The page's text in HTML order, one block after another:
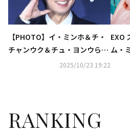
【PHOTO】イ・ミンホ＆チ・
チャンウク＆チュ・ヨンウら
「2025大韓民国大衆文化芸術
2025/10/23 19:22
EXO
ム・
「
RANKING